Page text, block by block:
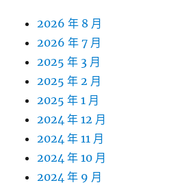
2026 年 8 月
2026 年 7 月
2025 年 3 月
2025 年 2 月
2025 年 1 月
2024 年 12 月
2024 年 11 月
2024 年 10 月
2024 年 9 月